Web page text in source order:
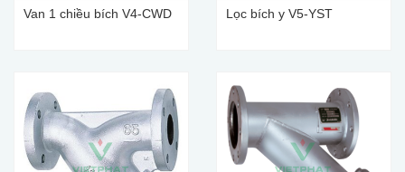
Van 1 chiều bích V4-CWD Lọc bích y V5-YST